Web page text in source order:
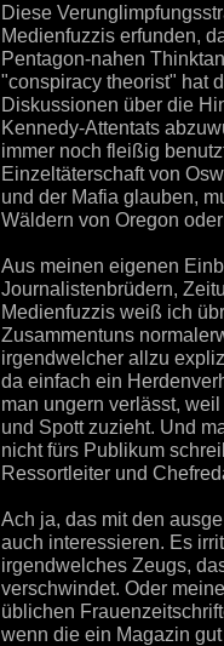
Diese
Medienfuzzis erfunden,
Pentagon-nahen
"conspiracy theorist" hat
Diskussionen über die
Kennedy-Attentats
immer noch fleißig
Einzeltäterschaft von
und der Mafia glauben,
Wäldern von Oregon
Aus meinen eigenen
Journalistenbrüdern,
Medienfuzzis weiß ich
Zusammentuns
irgendwelcher allzu
da einfach ein
man ungern verlässt,
und Spott zuzieht. Und
nicht fürs Publikum
Ressortleiter und
Ach ja, das mit den
auch interessieren. Es
irgendwelches Zeugs,
verschwindet. Oder
üblichen
wenn die ein Magazin